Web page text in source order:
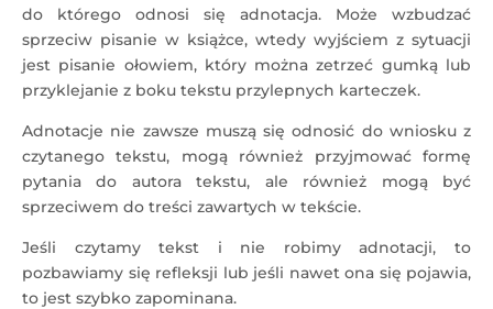
do którego odnosi się adnotacja. Może wzbudzać
sprzeciw pisanie w książce, wtedy wyjściem z sytuacji
jest pisanie ołowiem, który można zetrzeć gumką lub
przyklejanie z boku tekstu przylepnych karteczek.
Adnotacje nie zawsze muszą się odnosić do wniosku z
czytanego tekstu, mogą również przyjmować formę
pytania do autora tekstu, ale również mogą być
sprzeciwem do treści zawartych w tekście.
Jeśli czytamy tekst i nie robimy adnotacji, to
pozbawiamy się refleksji lub jeśli nawet ona się pojawia,
to jest szybko zapominana.